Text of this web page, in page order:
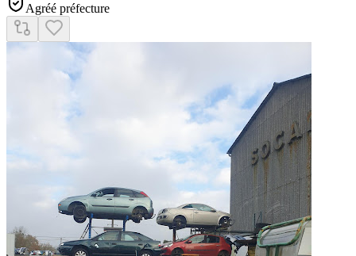
Agréé préfecture